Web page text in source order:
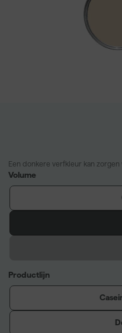
Een donkere verfkleur kan zorgen
Volume
Productlijn